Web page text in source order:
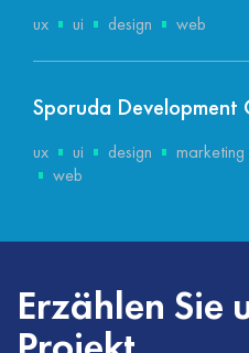
ux ui design web
Sporuda Development
ux ui design marketing
web
Erzählen Sie